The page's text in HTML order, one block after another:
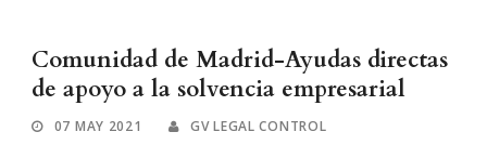
Comunidad de Madrid-Ayudas directas
de apoyo a la solvencia empresarial
07 MAY 2021 GV LEGAL CONTROL